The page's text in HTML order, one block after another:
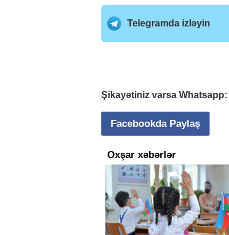
Telegramda izləyin
Şikayətiniz varsa Whatsapp:
Facebookda Paylaş
Oxşar xəbərlər